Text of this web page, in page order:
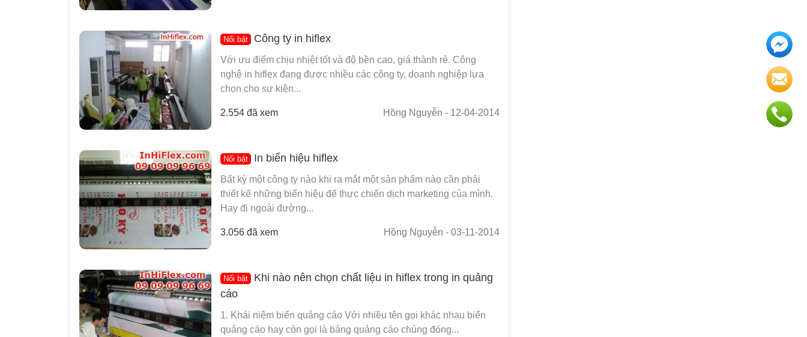
Nổi bật Công ty in hiflex
Với ưu điểm chịu nhiệt tốt và độ bền cao, giá thành rẻ. Công
nghệ in hiflex đang được nhiều các công ty, doanh nghiệp lựa
chọn cho sự kiện...
2.554 đã xem Hồng Nguyễn - 12-04-2014
Nổi bật In biển hiệu hiflex
Bất kỳ một công ty nào khi ra mắt một sản phẩm nào cần phải
thiết kế những biển hiệu để thực chiến dịch marketing của mình.
Hay đi ngoài đường...
3.056 đã xem Hồng Nguyễn - 03-11-2014
Nổi bật
Khi nào nên chọn chất liệu in hiflex trong in quảng
cáo
1. Khái niệm biển quảng cáo Với nhiều tên gọi khác nhau biển
quảng cáo hay còn gọi là bảng quảng cáo chúng đóng...